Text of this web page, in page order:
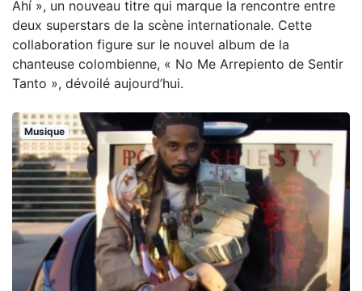
Ahí », un nouveau titre qui marque la rencontre entre
deux superstars de la scène internationale. Cette
collaboration figure sur le nouvel album de la
chanteuse colombienne, « No Me Arrepiento de Sentir
Tanto », dévoilé aujourd’hui.
Musique